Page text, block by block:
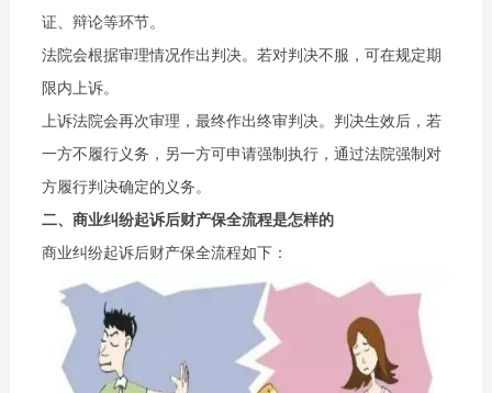
证、辩论等环节。
法院会根据审理情况作出判决。若对判决不服，可在规定期
限内上诉。
上诉法院会再次审理，最终作出终审判决。判决生效后，若
一方不履行义务，另一方可申请强制执行，通过法院强制对
方履行判决确定的义务。
二、商业纠纷起诉后财产保全流程是怎样的
商业纠纷起诉后财产保全流程如下：